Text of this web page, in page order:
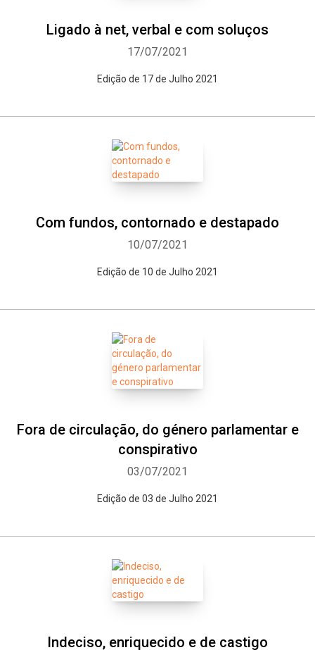
Ligado à net, verbal e com soluços
17/07/2021
Edição de 17 de Julho 2021
Com fundos, contornado e destapado
10/07/2021
Edição de 10 de Julho 2021
Fora de circulação, do género parlamentar e
conspirativo
03/07/2021
Edição de 03 de Julho 2021
Indeciso, enriquecido e de castigo